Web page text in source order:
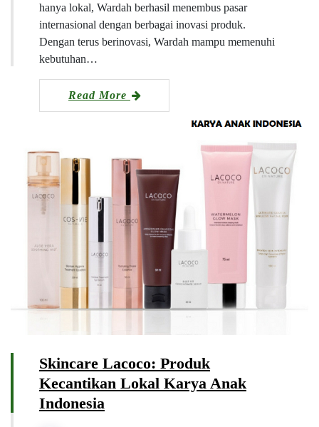
hanya lokal, Wardah berhasil menembus pasar
internasional dengan berbagai inovasi produk.
Dengan terus berinovasi, Wardah mampu memenuhi
kebutuhan…
Read More
Skincare Lacoco: Produk
Kecantikan Lokal Karya Anak
Indonesia